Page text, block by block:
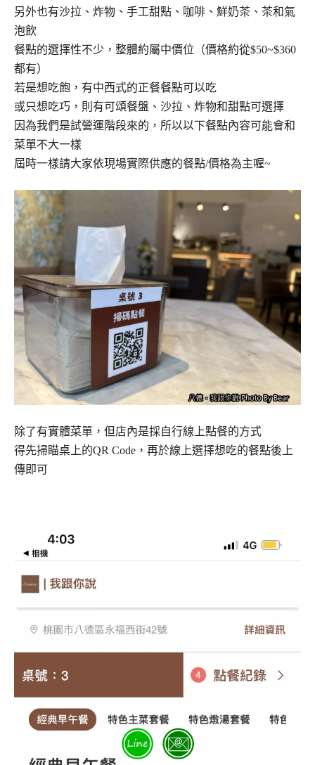
另外也有沙拉、炸物、手工甜點、咖啡、鮮奶茶、茶和氣
泡飲
餐點的選擇性不少，整體約屬中價位（價格約從$50~$360
都有）
若是想吃飽，有中西式的正餐餐點可以吃
或只想吃巧，則有可頌餐盤、沙拉、炸物和甜點可選擇
因為我們是試營運階段來的，所以以下餐點內容可能會和
菜單不大一樣
屆時一樣請大家依現場實際供應的餐點/價格為主喔~
除了有實體菜單，但店內是採自行線上點餐的方式
得先掃瞄桌上的QR Code，再於線上選擇想吃的餐點後上
傳即可